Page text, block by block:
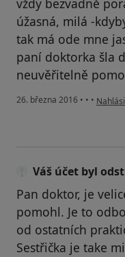
vždy bezvadně
úžasná, milá -
tak má ode mne
paní doktorka šla
neuvěřitelně
26. března 2016 • • • podle
Váš účet byl
Pan doktor, je
pomohl. Je to
od ostatních
Sestřička je take